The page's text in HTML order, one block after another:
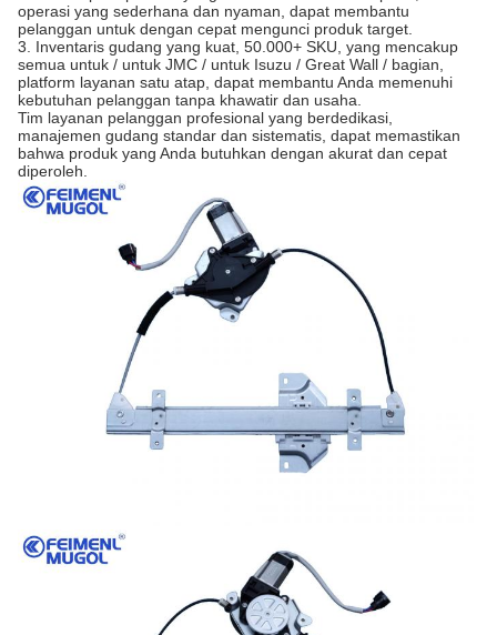
operasi yang sederhana dan nyaman, dapat membantu
pelanggan untuk dengan cepat mengunci produk target.
3. Inventaris gudang yang kuat, 50.000+ SKU, yang mencakup
semua untuk / untuk JMC / untuk Isuzu / Great Wall / bagian,
platform layanan satu atap, dapat membantu Anda memenuhi
kebutuhan pelanggan tanpa khawatir dan usaha.
Tim layanan pelanggan profesional yang berdedikasi,
manajemen gudang standar dan sistematis, dapat memastikan
bahwa produk yang Anda butuhkan dengan akurat dan cepat
diperoleh.